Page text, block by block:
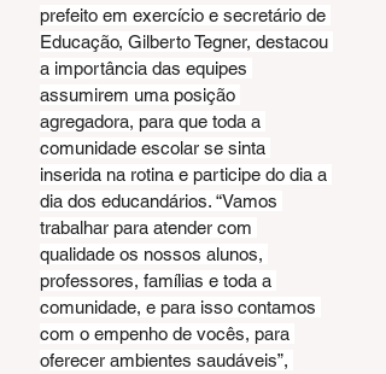
prefeito em exercício e secretário de
Educação, Gilberto Tegner, destacou
a importância das equipes
assumirem uma posição
agregadora, para que toda a
comunidade escolar se sinta
inserida na rotina e participe do dia a
dia dos educandários. “Vamos
trabalhar para atender com
qualidade os nossos alunos,
professores, famílias e toda a
comunidade, e para isso contamos
com o empenho de vocês, para
oferecer ambientes saudáveis”,